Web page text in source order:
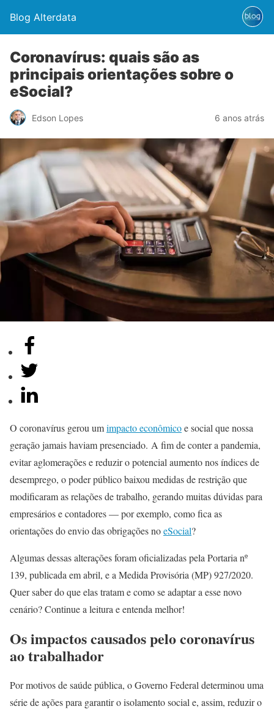
Blog Alterdata
Coronavírus: quais são as
principais orientações sobre o
eSocial?
Edson Lopes 6 anos atrás
O coronavírus gerou umimpacto econômicoe social que nossa
geração jamais haviam presenciado. A fim de conter a pandemia,
evitar aglomerações e reduzir o potencial aumento nos índices de
desemprego, o poder público baixou medidas de restrição que
modificaram as relações de trabalho, gerando muitas dúvidas para
empresários e contadores — por exemplo, como fica as
orientações do envio das obrigações noeSocial?
Algumas dessas alterações foram oficializadas pela Portaria nº
139, publicada em abril, e a Medida Provisória (MP) 927/2020.
Quer saber do que elas tratam e como se adaptar a esse novo
cenário? Continue a leitura e entenda melhor!
Os impactos causados pelo coronavírus
ao trabalhador
Por motivos de saúde pública, o Governo Federal determinou uma
série de ações para garantir o isolamento social e, assim, reduzir o